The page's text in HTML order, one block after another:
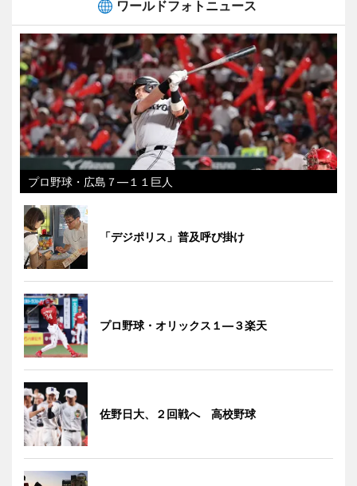
ワールドフォトニュース
プロ野球・広島７―１１巨人
「デジポリス」普及呼び掛け
プロ野球・オリックス１―３楽天
佐野日大、２回戦へ 高校野球